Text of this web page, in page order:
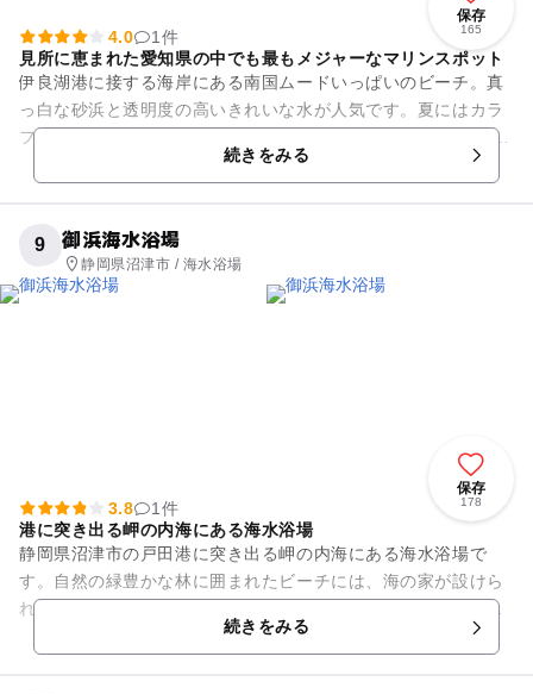
保存
165
4.0
1件
見所に恵まれた愛知県の中でも最もメジャーなマリンスポット
伊良湖港に接する海岸にある南国ムードいっぱいのビーチ。真
っ白な砂浜と透明度の高いきれいな水が人気です。夏にはカラ
フルなパラソルがビーチを彩ります。 遠浅の白い砂浜が広がっ
続きをみる
9 御浜海水浴場
静岡県沼津市 / 海水浴場
保存
178
3.8
1件
港に突き出る岬の内海にある海水浴場
静岡県沼津市の戸田港に突き出る岬の内海にある海水浴場で
す。自然の緑豊かな林に囲まれたビーチには、海の家が設けら
れ、様々な設備が充実しています。波が静かで穏やかな遠浅の
海には海上遊具が浮かんでいま...
続きをみる